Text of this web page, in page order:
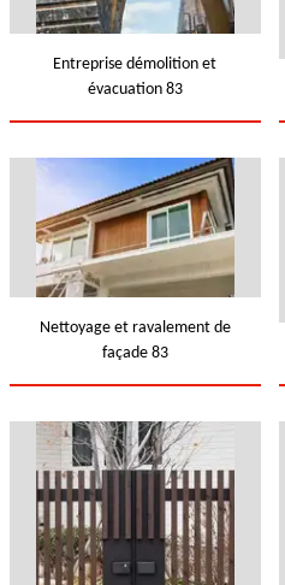
Entreprise démolition et
évacuation 83
Nettoyage et ravalement de
façade 83